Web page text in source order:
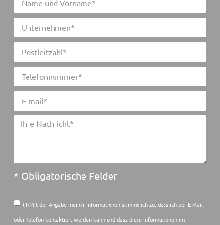
* Obligatorische Felder
(1)Mit der Angabe meiner Informationen stimme ich zu, dass ich per E-Mail
oder Telefon kontaktiert werden kann und dass diese Informationen im